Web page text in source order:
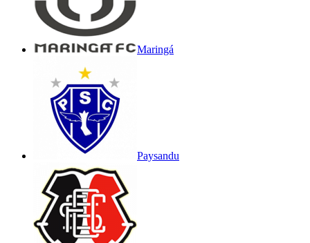
Maringá
Paysandu